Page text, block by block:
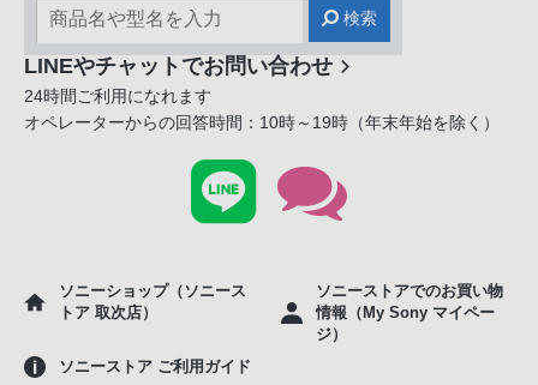
検索
LINEやチャットでお問い合わせ
24時間ご利用になれます
オペレーターからの回答時間：10時～19時（年末年始を除く）
ソニーショップ（ソニース
トア 取次店）
ソニーストアでのお買い物
情報（My Sony マイペー
ジ）
ソニーストア ご利用ガイド